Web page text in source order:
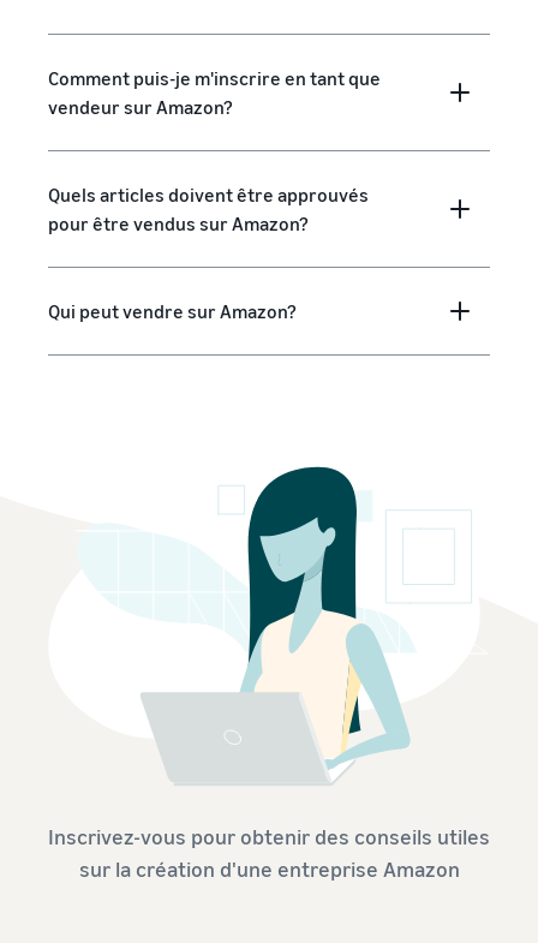
Comment puis-je m'inscrire en tant que
vendeur sur Amazon?
Quels articles doivent être approuvés
pour être vendus sur Amazon?
Qui peut vendre sur Amazon?
Inscrivez-vous pour obtenir des conseils utiles
sur la création d'une entreprise Amazon